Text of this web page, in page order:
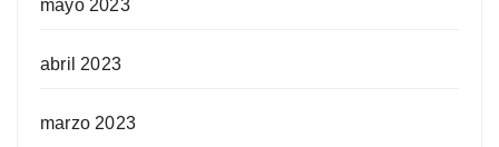
mayo 2023
abril 2023
marzo 2023